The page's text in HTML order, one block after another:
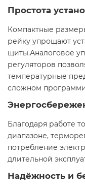
Простота
Компактные
рейку упрощают
щиты.Аналоговое
регуляторов
температурные
сложном
Благодаря работе
диапазоне,
потребление
длительной
Надёжность и